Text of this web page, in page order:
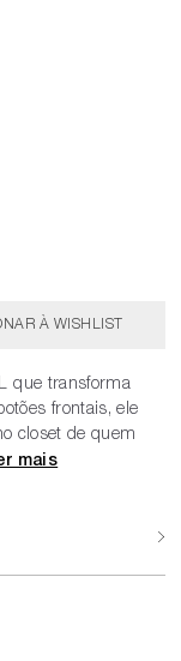
que transforma
frontais, ele
closet de quem